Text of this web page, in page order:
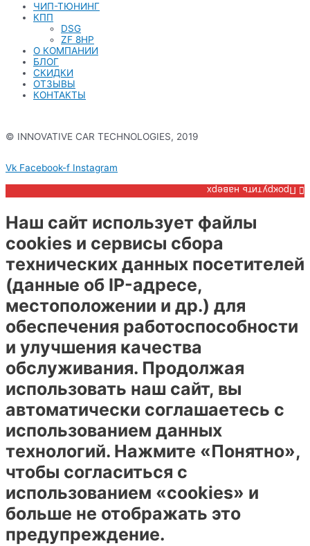
ЧИП-ТЮНИНГ
КПП
DSG
ZF 8HP
О КОМПАНИИ
БЛОГ
СКИДКИ
ОТЗЫВЫ
КОНТАКТЫ
© INNOVATIVE CAR TECHNOLOGIES, 2019
Vk Facebook-f Instagram
Прокрутить наверх
Наш сайт использует файлы
cookies и сервисы сбора
технических данных посетителей
(данные об IP-адресе,
местоположении и др.) для
обеспечения работоспособности
и улучшения качества
обслуживания. Продолжая
использовать наш сайт, вы
автоматически соглашаетесь с
использованием данных
технологий. Нажмите «Понятно»,
чтобы согласиться с
использованием «cookies» и
больше не отображать это
предупреждение.